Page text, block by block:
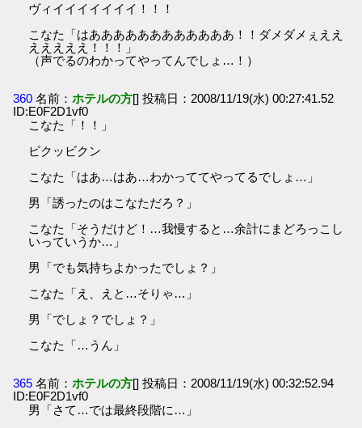
ヴィイイイイイイイ！！！
こなた「はああああああああああああ！！ダメダメぇええ
えええええ！！！」
（声でるのわかってやってんでしょ…！）
360 名前：ホテルの方[] 投稿日：2008/11/19(水) 00:27:41.52
ID:E0F2D1vf0
こなた「！！」
ビクッビクン
こなた「はあ…はあ…わかっててやってるでしょ…」
男「誘ったのはこなただろ？」
こなた「そうだけど！…我慢すると…余計にまどろっこし
いっていうか…」
男「でも気持ちよかったでしょ？」
こなた「え、えと…そりゃ…」
男「でしょ？でしょ？」
こなた「…うん」
365 名前：ホテルの方[] 投稿日：2008/11/19(水) 00:32:52.94
ID:E0F2D1vf0
男「さて…では最終段階に…」